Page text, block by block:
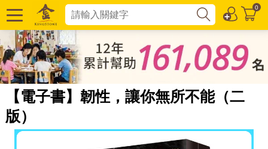
0
【電子書】韌性，讓你無所不能（二
版）